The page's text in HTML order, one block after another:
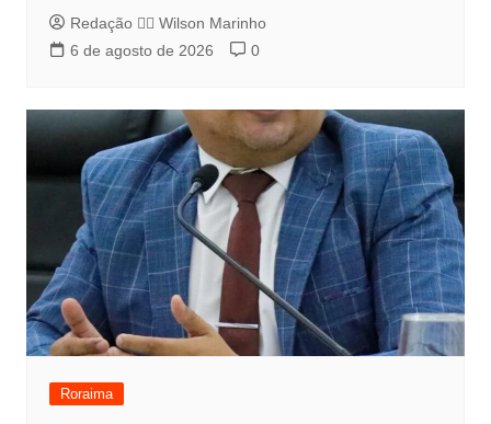
Redação 👨‍⚖️​ Wilson Marinho
6 de agosto de 2026
0
Roraima